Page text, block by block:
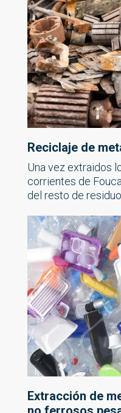
Reciclaje de
Una vez extraidos
corrientes de
del resto de
Extracción de